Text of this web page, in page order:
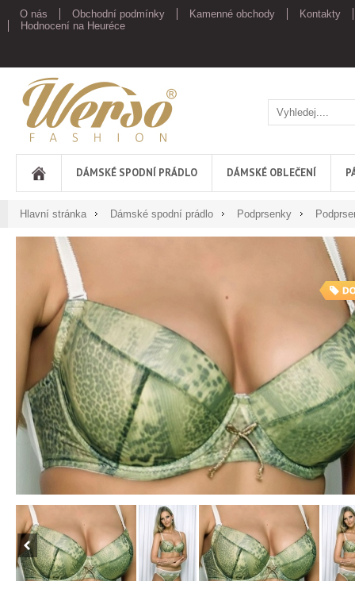
O nás Obchodní podmínky Kamenné obchody
Kontakty
Hodnocení na Heuréce
Werso
DÁMSKÉ SPODNÍ PRÁDLO DÁMSKÉ OBLEČENÍ
Hlavní stránka Dámské spodní prádlo Podprsenky